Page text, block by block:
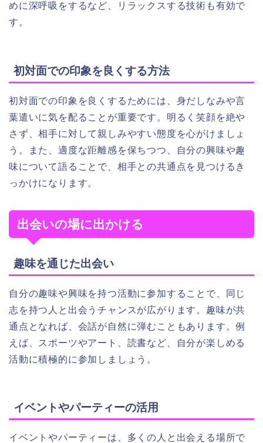
めに深呼吸をするなど、リラックスする技術も有効で
す。
初対面での印象を良くする方法
初対面での印象を良くするためには、身だしなみや言
葉遣いに気を配ることが重要です。明るく笑顔を絶や
さず、相手に対して親しみやすい態度を心がけましょ
う。また、適度な距離感を保ちつつ、自分の興味や趣
味について語ることで、相手との共通点を見つけるき
っかけになります。
出会いの場に出かける
趣味を通じた出会い
自分の趣味や興味を持つ活動に参加することで、同じ
志を持つ人と出会うチャンスが広がります。趣味が共
通点となれば、会話が自然に弾むこともあります。例
えば、スポーツやアート、読書など、自分が楽しめる
活動に積極的に参加しましょう。
イベントやパーティーの活用
イベントやパーティーは、多くの人と出会える場所で